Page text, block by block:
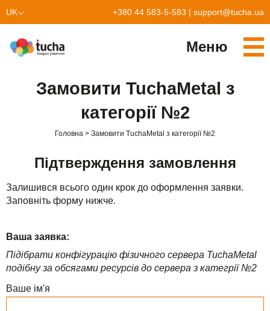
UK +380 44 583-5-583 | support@tucha.ua
Меню
TuchaHost
TuchaBackup
Хостинг CRM
Віддалений офіс
Про нас
Кар'єра
Замовити TuchaMetal з
категорії №2
Головна Замовити TuchaMetal з категорії №2
Підтверждення замовлення
Залишився всього один крок до оформлення заявки.
Заповніть форму нижче.
Ваша заявка:
Підібрати конфігурацію фізичного сервера TuchaMetal
подібну за обсягами ресурсів до сервера з категрії №2
Ваше ім'я